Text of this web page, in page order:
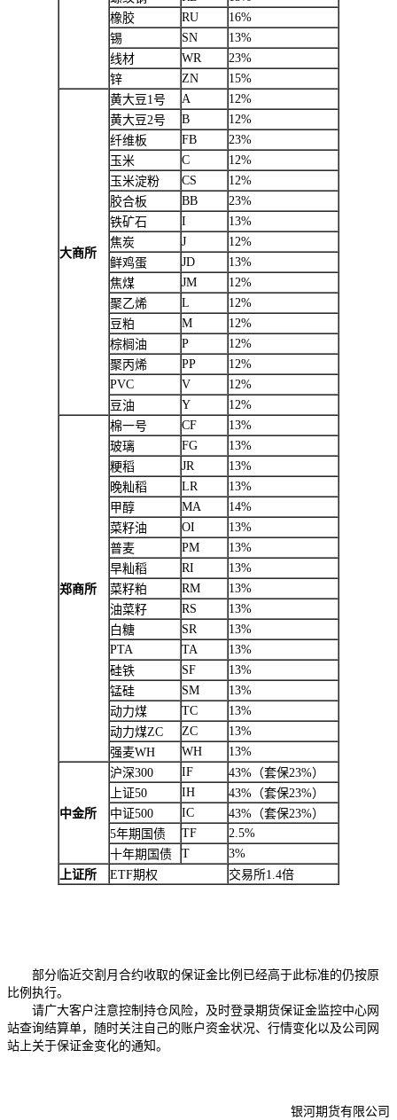
橡胶
RU
16%
锡
SN
13%
线材
WR
23%
锌
ZN 15%
大商所
黄大豆1号 A
12%
黄大豆2号
B
12%
纤维板
FB
23%
玉米
C
12%
玉米淀粉
CS
12%
胶合板
BB
23%
铁矿石
I
13%
焦炭
J
12%
鲜鸡蛋
JD
13%
焦煤
JM
12%
聚乙烯
L
12%
豆粕
M
12%
棕榈油
P
12%
聚丙烯
PP
12%
PVC
V
12%
豆油
Y 12%
郑商所
棉一号 CF
13%
玻璃
FG
13%
粳稻
JR
13%
晚籼稻
LR
13%
甲醇
MA
14%
菜籽油
OI
13%
普麦
PM
13%
早籼稻
RI
13%
菜籽粕
RM
13%
油菜籽
RS
13%
白糖
SR
13%
PTA
TA
13%
硅铁
SF
13%
锰硅
SM
13%
动力煤
TC
13%
动力煤ZC
ZC
13%
强麦WH
WH 13%
中金所
沪深300 IF
43%（套保23%）
上证50
IH
43%（套保23%）
中证500
IC
43%（套保23%）
5年期国债
TF
2.5%
十年期国债
T
3%
上证所
ETF期权 交易所1.4倍
部分临近交割月合约收取的保证金比例已经高于此标准的仍按原
比例执行。
请广大客户注意控制持仓风险，及时登录期货保证金监控中心网
站查询结算单，随时关注自己的账户资金状况、行情变化以及公司网
站上关于保证金变化的通知。
银河期货有限公司